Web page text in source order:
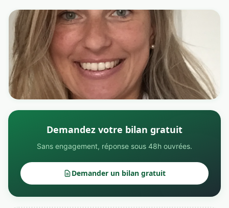
Demandez votre bilan gratuit
Sans engagement, réponse sous 48h ouvrées.
Demander un bilan gratuit